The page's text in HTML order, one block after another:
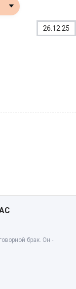
26.12.25
брак. Он -